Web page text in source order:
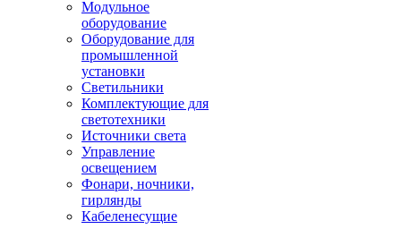
Модульное
оборудование
Оборудование для
промышленной
установки
Светильники
Комплектующие для
светотехники
Источники света
Управление
освещением
Фонари, ночники,
гирлянды
Кабеленесущие